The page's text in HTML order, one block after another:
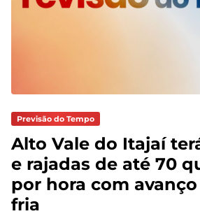
Previsão do Tempo
Alto Vale do Itajaí
e rajadas de até 70
por hora com
fria